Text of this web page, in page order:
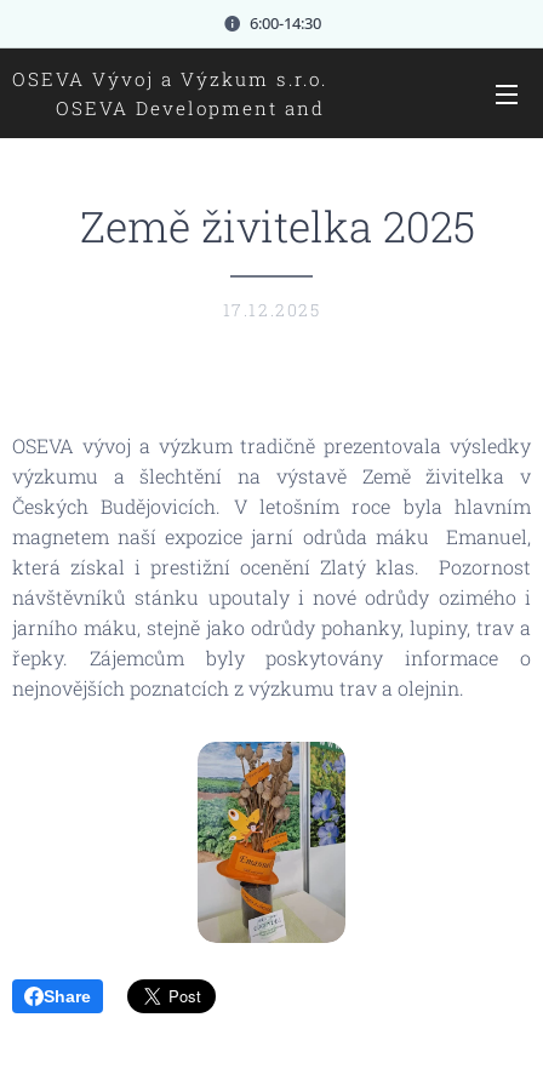
6:00-14:30
OSEVA Vývoj a Výzkum s.r.o.
OSEVA Development and
research Ltd.
Země živitelka 2025
17.12.2025
OSEVA vývoj a výzkum tradičně prezentovala výsledky
výzkumu a šlechtění na výstavě Země živitelka v
Českých Budějovicích. V letošním roce byla hlavním
magnetem naší expozice jarní odrůda máku Emanuel,
která získal i prestižní ocenění Zlatý klas. Pozornost
návštěvníků stánku upoutaly i nové odrůdy ozimého i
jarního máku, stejně jako odrůdy pohanky, lupiny, trav a
řepky. Zájemcům byly poskytovány informace o
nejnovějších poznatcích z výzkumu trav a olejnin.
Share